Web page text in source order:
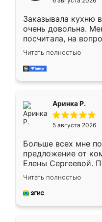
мебели буду
Заказывала кухню
очень довольна.
посчитала, на
Замерщик приехал
делу со всей
за день, ребята
Читать полностью
Аринка Р.
5 августа 2026
Больше всех мне
предложение от
Елены Сергеевой.
короткие сроки
для замера
предложил по
Читать полностью